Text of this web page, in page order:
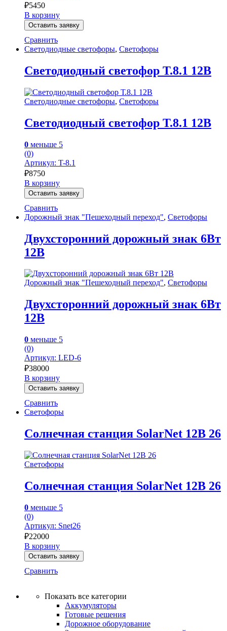
₽5450
В корзину
Оставить заявку
Сравнить
Светодиодные светофоры, Светофоры
Светодиодный светофор Т.8.1 12В
Светодиодные светофоры, Светофоры
Светодиодный светофор Т.8.1 12В
0 меньше 5
(0)
Артикул: T-8.1
₽8750
В корзину
Оставить заявку
Сравнить
Дорожный знак "Пешеходный переход", Светофоры
Двухсторонний дорожный знак 6Вт
12В
Дорожный знак "Пешеходный переход", Светофоры
Двухсторонний дорожный знак 6Вт
12В
0 меньше 5
(0)
Артикул: LED-6
₽38000
В корзину
Оставить заявку
Сравнить
Светофоры
Солнечная станция SolarNet 12В 26
Светофоры
Солнечная станция SolarNet 12В 26
0 меньше 5
(0)
Артикул: Snet26
₽22000
В корзину
Оставить заявку
Сравнить
Показать все категории
Аккумуляторы
Готовые решения
Дорожное оборудование